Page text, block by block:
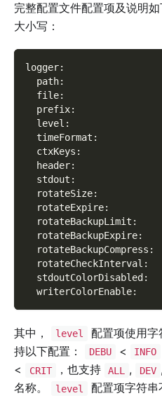
完整配置文件配置项及说明
大小写：
logger:
path:
file:
prefix:
level :
timeFormat :
ctxKeys :
header:
stdout :
rotateSize:
rotateExpire:
rotateBackupLimit :
rotateBackupExpire:
rotateBackupCompress :
rotateCheckInterval :
stdoutColorDisabled :
writerColorEnable:
其中， level
配置项使用
持以下配置：
DEBU < INFO
< CRIT ，也支持 ALL , DEV ,
名称。
level
配置项字符